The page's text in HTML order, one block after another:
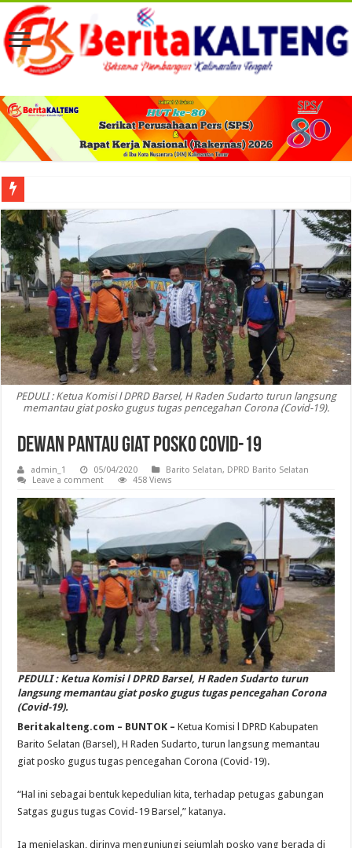
Viral! Selama Dua Bulan Lebih Siltap Serta Tunjangan Pemdes dan BPD di
PEDULI : Ketua Komisi l DPRD Barsel, H Raden Sudarto turun langsung
memantau giat posko gugus tugas pencegahan Corona (Covid-19).
Dewan Pantau Giat Posko Covid-19
admin_1 05/04/2020 Barito Selatan, DPRD Barito Selatan
Leave a comment
458 Views
PEDULI : Ketua Komisi l DPRD Barsel, H Raden Sudarto turun
langsung memantau giat posko gugus tugas pencegahan Corona
(Covid-19).
Beritakalteng.com – BUNTOK – Ketua Komisi l DPRD Kabupaten
Barito Selatan (Barsel), H Raden Sudarto, turun langsung memantau
giat posko gugus tugas pencegahan Corona (Covid-19).
“Hal ini sebagai bentuk kepedulian kita, terhadap petugas gabungan
Satgas gugus tugas Covid-19 Barsel,” katanya.
Ia menjelaskan, dirinya mengunjungi sejumlah posko yang berada di